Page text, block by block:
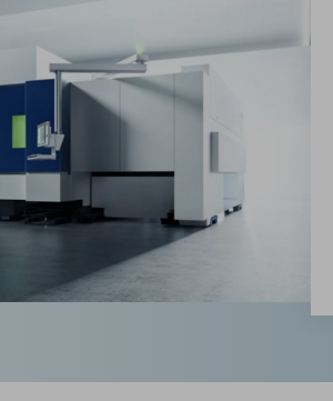
von Blech und Schneidkopf.